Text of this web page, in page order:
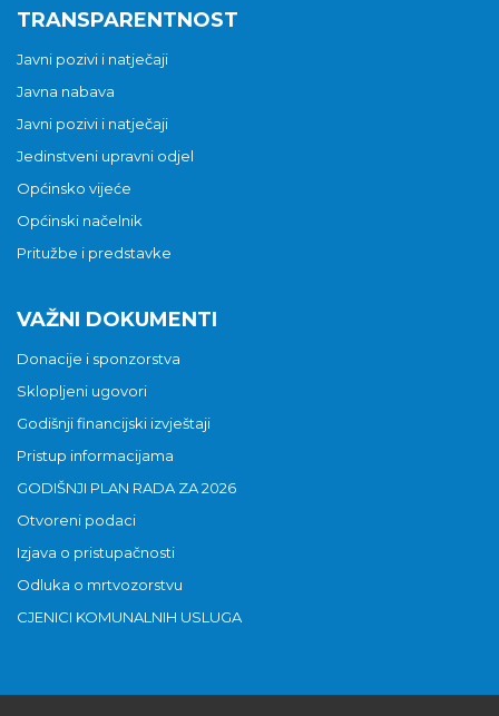
TRANSPARENTNOST
Javni pozivi i natječaji
Javna nabava
Javni pozivi i natječaji
Jedinstveni upravni odjel
Općinsko vijeće
Općinski načelnik
Pritužbe i predstavke
VAŽNI DOKUMENTI
Donacije i sponzorstva
Sklopljeni ugovori
Godišnji financijski izvještaji
Pristup informacijama
GODIŠNJI PLAN RADA ZA 2026
Otvoreni podaci
Izjava o pristupačnosti
Odluka o mrtvozorstvu
CJENICI KOMUNALNIH USLUGA